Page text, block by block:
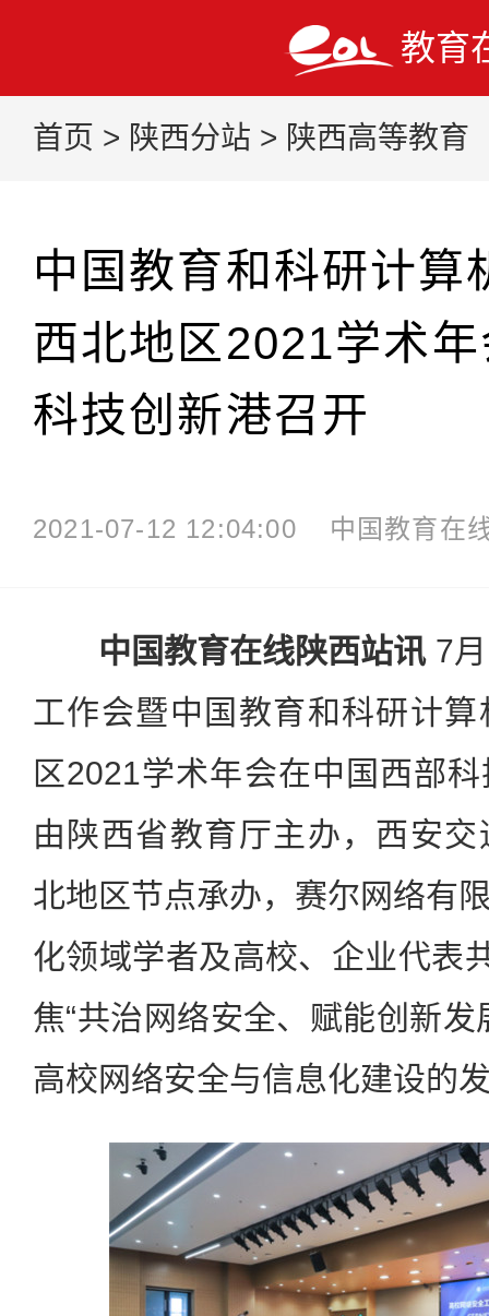
教育
首页 > 陕西分站 > 陕西高等教育
中国教育和科研计算
西北地区2021学术
科技创新港召开
2021-07-12 12:04:00 中国教育在
中国教育在线陕西站讯 7
工作会暨中国教育和科研计
区2021学术年会在中国西部
由陕西省教育厅主办，西安
北地区节点承办，赛尔网络有
化领域学者及高校、企业代表
焦“共治网络安全、赋能创新发
高校网络安全与信息化建设的